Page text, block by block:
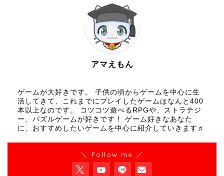
アマえもん
ゲームが大好きです。 子供の頃からゲームを中心に生
活してきて、これまでにプレイしたゲームはなんと400
本以上なのです。 コツコツ遊べるRPGや、ストラテジ
ー、パズルゲームが好きです！ ゲーム好きなあなた
に、おすすめしたいゲームを中心に紹介していきます♬
＼ Follow me ／